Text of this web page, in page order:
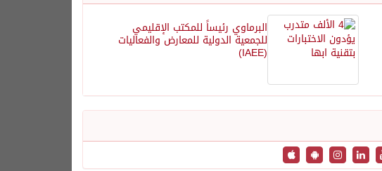
البرماوي رئيساً للمكتب الإقليمي
للجمعية الدولية للمعارض والفعاليات
(IAEE)